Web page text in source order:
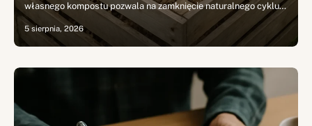
własnego kompostu pozwala na zamknięcie naturalnego cyklu…
5 sierpnia, 2026